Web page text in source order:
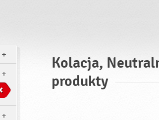
Kolacja,
produkty